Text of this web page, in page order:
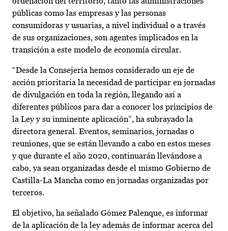
públicas como las empresas y las personas
consumidoras y usuarias, a nivel individual o a través
de sus organizaciones, son agentes implicados en la
transición a este modelo de economía circular.
“Desde la Consejería hemos considerado un eje de
acción prioritaria la necesidad de participar en jornadas
de divulgación en toda la región, llegando así a
diferentes públicos para dar a conocer los principios de
la Ley y su inminente aplicación”, ha subrayado la
directora general. Eventos, seminarios, jornadas o
reuniones, que se están llevando a cabo en estos meses
y que durante el año 2020, continuarán llevándose a
cabo, ya sean organizadas desde el mismo Gobierno de
Castilla-La Mancha como en jornadas organizadas por
terceros.
El objetivo, ha señalado Gómez Palenque, es informar
de la aplicación de la ley además de informar acerca del